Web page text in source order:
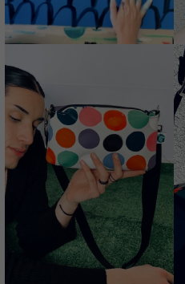
disponibile
€74,00
DIPINTA A MANO
AMATA
Avvisami quando
disponibile
€68,00
BERLINESE
DIPINTA A MANO
LUNATICA
€68,00